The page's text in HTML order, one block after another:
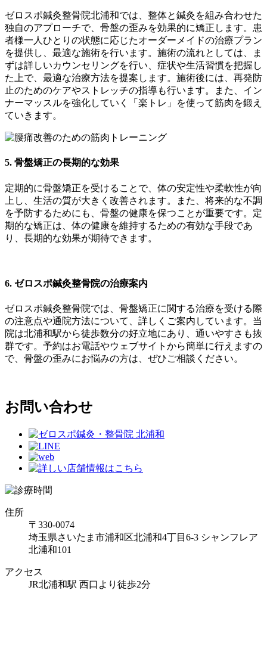
ゼロスポ鍼灸整骨院北浦和では、整体と鍼灸を組み合わせた
独自のアプローチで、骨盤の歪みを効果的に矯正します。患
者様一人ひとりの状態に応じたオーダーメイドの治療プラン
を提供し、最適な施術を行います。施術の流れとしては、ま
ずは詳しいカウンセリングを行い、症状や生活習慣を把握し
た上で、最適な治療方法を提案します。施術後には、再発防
止のためのケアやストレッチの指導も行います。また、イン
ナーマッスルを強化していく「楽トレ」を使って筋肉を鍛え
ていきます。
5. 骨盤矯正の長期的な効果
定期的に骨盤矯正を受けることで、体の安定性や柔軟性が向
上し、生活の質が大きく改善されます。また、将来的な不調
を予防するためにも、骨盤の健康を保つことが重要です。定
期的な矯正は、体の健康を維持するための有効な手段であ
り、長期的な効果が期待できます。
6. ゼロスポ鍼灸整骨院の治療案内
ゼロスポ鍼灸整骨院では、骨盤矯正に関する治療を受ける際
の注意点や通院方法について、詳しくご案内しています。当
院は北浦和駅から徒歩数分の好立地にあり、通いやすさも抜
群です。予約はお電話やウェブサイトから簡単に行えますの
で、骨盤の歪みにお悩みの方は、ぜひご相談ください。
お問い合わせ
住所
〒330-0074
埼玉県さいたま市浦和区北浦和4丁目6-3 シャンフレア
北浦和101
アクセス
JR北浦和駅 西口より徒歩2分